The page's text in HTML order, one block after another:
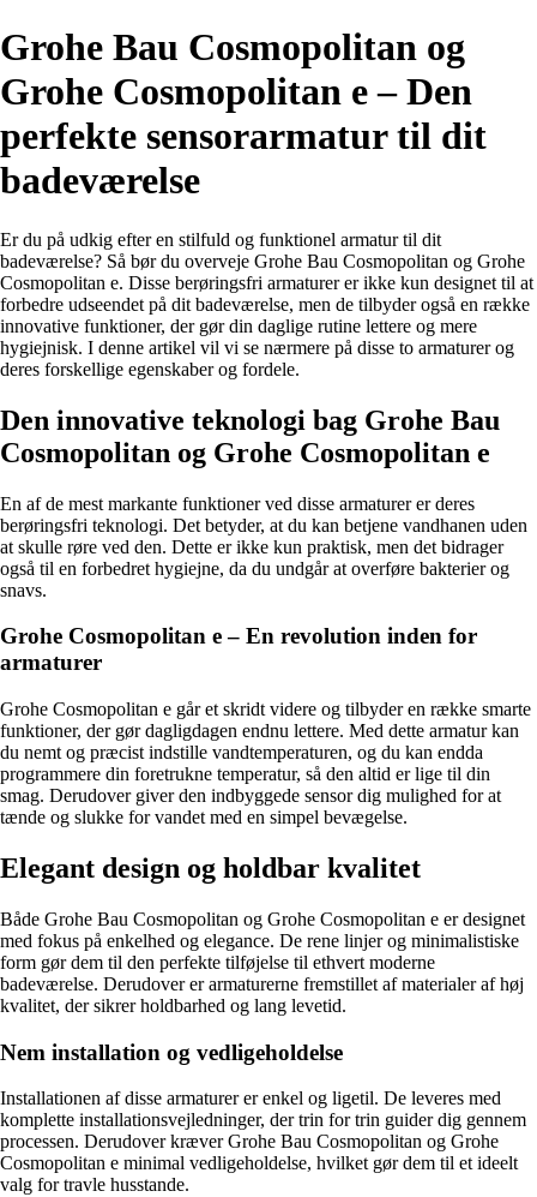
Grohe Bau Cosmopolitan og
Grohe Cosmopolitan e – Den
perfekte sensorarmatur til dit
badeværelse
Er du på udkig efter en stilfuld og funktionel armatur til dit
badeværelse? Så bør du overveje Grohe Bau Cosmopolitan og Grohe
Cosmopolitan e. Disse berøringsfri armaturer er ikke kun designet til at
forbedre udseendet på dit badeværelse, men de tilbyder også en række
innovative funktioner, der gør din daglige rutine lettere og mere
hygiejnisk. I denne artikel vil vi se nærmere på disse to armaturer og
deres forskellige egenskaber og fordele.
Den innovative teknologi bag Grohe Bau
Cosmopolitan og Grohe Cosmopolitan e
En af de mest markante funktioner ved disse armaturer er deres
berøringsfri teknologi. Det betyder, at du kan betjene vandhanen uden
at skulle røre ved den. Dette er ikke kun praktisk, men det bidrager
også til en forbedret hygiejne, da du undgår at overføre bakterier og
snavs.
Grohe Cosmopolitan e – En revolution inden for
armaturer
Grohe Cosmopolitan e går et skridt videre og tilbyder en række smarte
funktioner, der gør dagligdagen endnu lettere. Med dette armatur kan
du nemt og præcist indstille vandtemperaturen, og du kan endda
programmere din foretrukne temperatur, så den altid er lige til din
smag. Derudover giver den indbyggede sensor dig mulighed for at
tænde og slukke for vandet med en simpel bevægelse.
Elegant design og holdbar kvalitet
Både Grohe Bau Cosmopolitan og Grohe Cosmopolitan e er designet
med fokus på enkelhed og elegance. De rene linjer og minimalistiske
form gør dem til den perfekte tilføjelse til ethvert moderne
badeværelse. Derudover er armaturerne fremstillet af materialer af høj
kvalitet, der sikrer holdbarhed og lang levetid.
Nem installation og vedligeholdelse
Installationen af disse armaturer er enkel og ligetil. De leveres med
komplette installationsvejledninger, der trin for trin guider dig gennem
processen. Derudover kræver Grohe Bau Cosmopolitan og Grohe
Cosmopolitan e minimal vedligeholdelse, hvilket gør dem til et ideelt
valg for travle husstande.